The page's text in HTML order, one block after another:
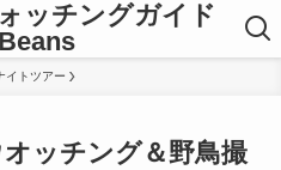
ッチングガイド
イトツアー
ッチング＆野鳥撮